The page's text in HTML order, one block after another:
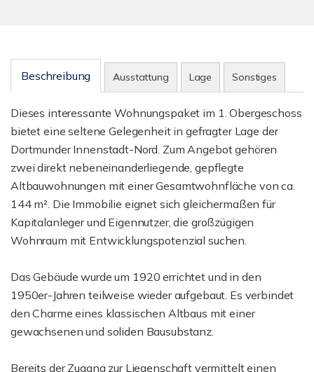
Beschreibung Ausstattung Lage Sonstiges
Dieses interessante Wohnungspaket im 1. Obergeschoss
bietet eine seltene Gelegenheit in gefragter Lage der
Dortmunder Innenstadt-Nord. Zum Angebot gehören
zwei direkt nebeneinanderliegende, gepflegte
Altbauwohnungen mit einer Gesamtwohnfläche von ca.
144 m². Die Immobilie eignet sich gleichermaßen für
Kapitalanleger und Eigennutzer, die großzügigen
Wohnraum mit Entwicklungspotenzial suchen.
Das Gebäude wurde um 1920 errichtet und in den
1950er-Jahren teilweise wieder aufgebaut. Es verbindet
den Charme eines klassischen Altbaus mit einer
gewachsenen und soliden Bausubstanz.
Bereits der Zugang zur Liegenschaft vermittelt einen